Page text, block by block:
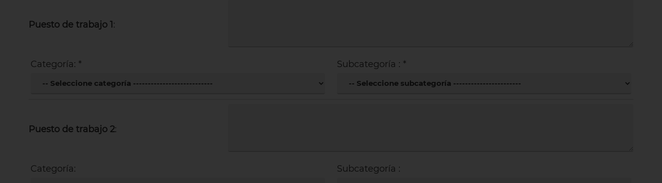
Puesto de trabajo 1:
Categoría: * Subcategoría : *
Puesto de trabajo 2:
Categoría: Subcategoría :